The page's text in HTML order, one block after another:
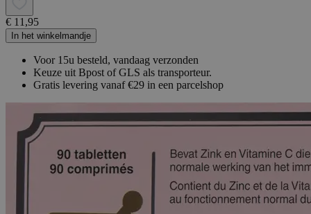
€ 11,95
In het winkelmandje
Voor 15u besteld, vandaag verzonden
Keuze uit Bpost of GLS als transporteur.
Gratis levering vanaf €29 in een parcelshop